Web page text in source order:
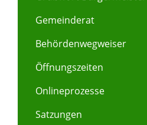
Gemeinderat
Behördenwegweiser
Öffnungszeiten
Onlineprozesse
Satzungen